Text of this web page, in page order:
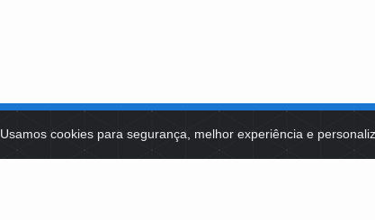
Usamos cookies para segurança, melhor experiência e
PLATAFORMA DE TECNOLOGIAS